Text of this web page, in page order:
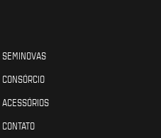
SEMINOVAS
CONSÓRCIO
ACESSÓRIOS
CONTATO